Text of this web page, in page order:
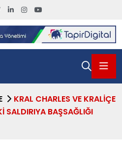
KRAL CHARLES VE KRALIÇE
SALDIRIYA BAŞSAĞLIĞI